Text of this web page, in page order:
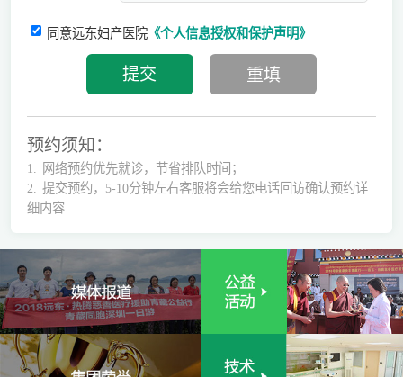
同意远东妇产医院《个人信息授权和保护声明》
预约须知：
1.
网络预约优先就诊，节省排队时间；
2.
提交预约，5-10分钟左右客服将会给您电话回访确认预约详
细内容